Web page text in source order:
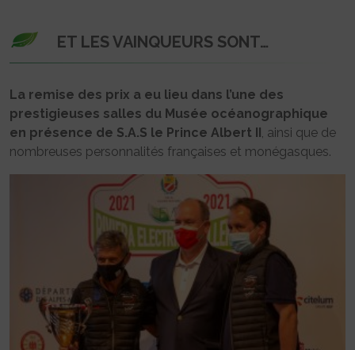
ET LES VAINQUEURS SONT…
La remise des prix a eu lieu dans l’une des
prestigieuses salles du Musée océanographique
en présence de S.A.S le Prince Albert II, ainsi que de
nombreuses personnalités françaises et monégasques.